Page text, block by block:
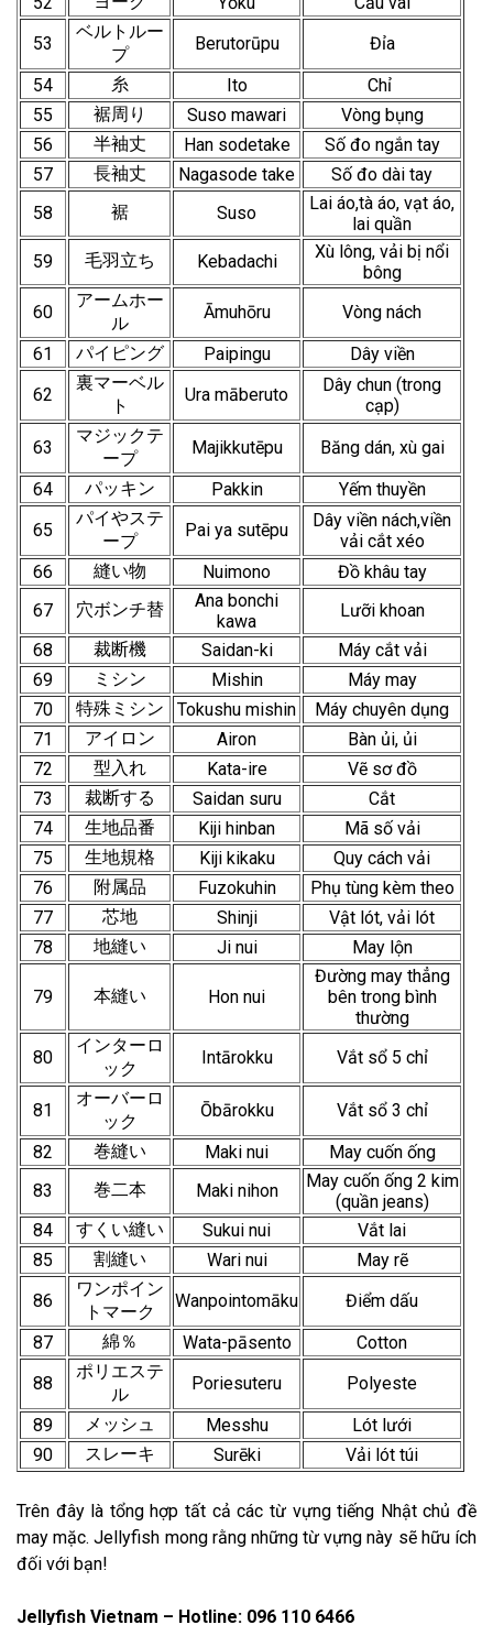
53
ベルトルー
プ
Berutorūpu
Đỉa
54
糸 Ito
Chỉ
55
裾周り Suso mawari
Vòng bụng
56
半袖丈 Han sodetake
Số đo ngắn tay
57
長袖丈 Nagasode take
Số đo dài tay
58
裾 Suso
Lai áo,tà áo, vạt áo,
lai quần
59
毛羽立ち Kebadachi
Xù lông, vải bị nổi
bông
60
アームホー
ル
Āmuhōru
Vòng nách
61
パイピング Paipingu
Dây viền
62
裏マーベル
ト
Ura māberuto
Dây chun (trong
cạp)
63
マジックテ
ープ
Majikkutēpu
Băng dán, xù gai
64
パッキン Pakkin
Yếm thuyền
65
パイやステ
ープ
Pai ya sutēpu
Dây viền nách,viền
vải cắt xéo
66
縫い物 Nuimono
Đồ khâu tay
67
穴ボンチ替
Ana bonchi
kawa
Lưỡi khoan
68
裁断機 Saidan-ki
Máy cắt vải
69
ミシン Mishin
Máy may
70
特殊ミシン Tokushu mishin
Máy chuyên dụng
71
アイロン Airon
Bàn ủi, ủi
72
型入れ Kata-ire
Vẽ sơ đồ
73
裁断する Saidan suru
Cắt
74
生地品番 Kiji hinban
Mã số vải
75
生地規格 Kiji kikaku
Quy cách vải
76
附属品 Fuzokuhin
Phụ tùng kèm theo
77
芯地 Shinji
Vật lót, vải lót
78
地縫い Ji nui May lộn
79 本縫い Hon nui
Đường may thẳng
bên trong bình
thường
80
インターロ
ック
Intārokku Vắt sổ 5 chỉ
81
オーバーロ
ック
Ōbārokku
Vắt sổ 3 chỉ
82
巻縫い Maki nui
May cuốn ống
83
巻二本 Maki nihon
May cuốn ống 2 kim
(quần jeans)
84
すくい縫い Sukui nui
Vắt lai
85
割縫い Wari nui
May rẽ
86
ワンポイン
トマーク
Wanpointomāku
Điểm dấu
87
綿％ Wata-pāsento
Cotton
88
ポリエステ
ル
Poriesuteru
Polyeste
89
メッシュ Messhu
Lót lưới
90
スレーキ Surēki Vải lót túi
Trên đây là tổng hợp tất cả các từ vựng tiếng Nhật chủ đề
may mặc. Jellyfish mong rằng những từ vựng này sẽ hữu ích
đối với bạn!
Jellyfish Vietnam – Hotline: 096 110 6466